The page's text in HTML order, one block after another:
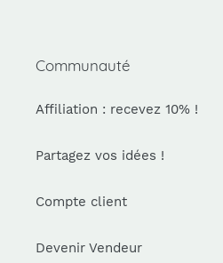
Communauté
Affiliation : recevez 10% !
Partagez vos idées !
Compte client
Devenir Vendeur